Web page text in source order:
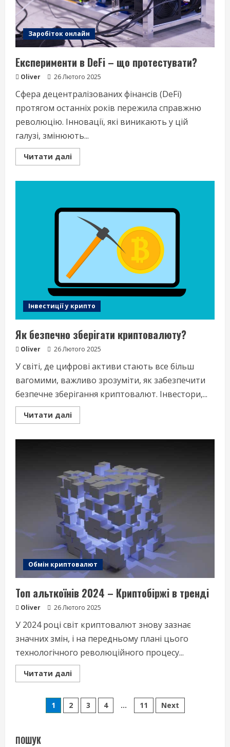
Заробіток онлайн
Експерименти в DeFi – що протестувати?
Oliver 26 Лютого 2025
Сфера децентралізованих фінансів (DeFi)
протягом останніх років пережила справжню
революцію. Інновації, які виникають у цій
галузі, змінюють...
Читати даліRead
more
що
протестувати?
Інвестиції у крипто
Як безпечно зберігати криптовалюту?
Oliver 26 Лютого 2025
У світі, де цифрові активи стають все більш
вагомими, важливо зрозуміти, як забезпечити
безпечне зберігання криптовалют. Інвестори,...
Читати даліRead
more
Обмін криптовалют
Топ альткоїнів 2024 – Криптобіржі в тренді
Oliver 26 Лютого 2025
У 2024 році світ криптовалют знову зазнає
значних змін, і на передньому плані цього
технологічного революційного процесу...
Читати даліRead
more
альткоїнів
2024
–
Пагінація
1 2 3 4 … 11 Next
ПОШУК